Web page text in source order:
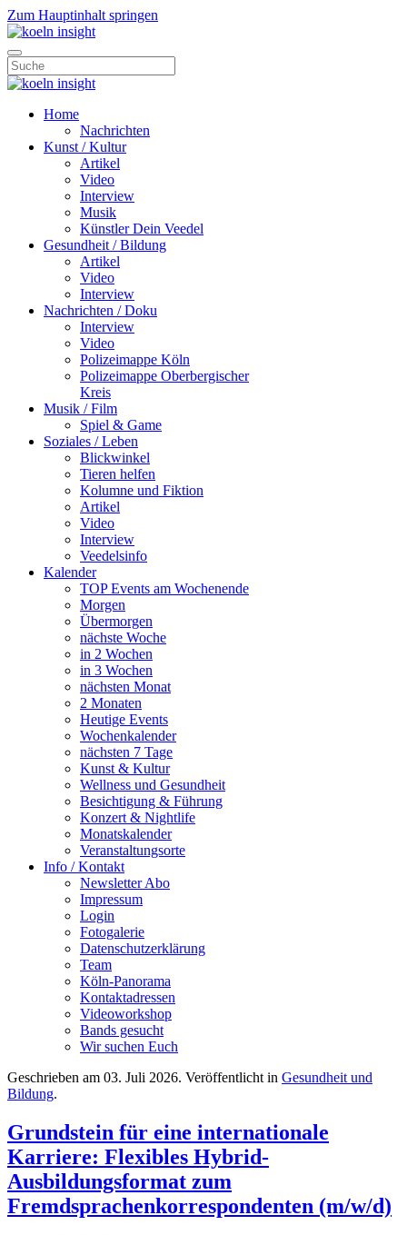
Zum Hauptinhalt springen
Home
Nachrichten
Kunst / Kultur
Artikel
Video
Interview
Musik
Künstler Dein Veedel
Gesundheit / Bildung
Artikel
Video
Interview
Nachrichten / Doku
Interview
Video
Polizeimappe Köln
Polizeimappe Oberbergischer
Kreis
Musik / Film
Spiel & Game
Soziales / Leben
Blickwinkel
Tieren helfen
Kolumne und Fiktion
Artikel
Video
Interview
Veedelsinfo
Kalender
TOP Events am Wochenende
Morgen
Übermorgen
nächste Woche
in 2 Wochen
in 3 Wochen
nächsten Monat
2 Monaten
Heutige Events
Wochenkalender
nächsten 7 Tage
Kunst & Kultur
Wellness und Gesundheit
Besichtigung & Führung
Konzert & Nightlife
Monatskalender
Veranstaltungsorte
Info / Kontakt
Newsletter Abo
Impressum
Login
Fotogalerie
Datenschutzerklärung
Team
Köln-Panorama
Kontaktadressen
Videoworkshop
Bands gesucht
Wir suchen Euch
Geschrieben am 03. Juli 2026. Veröffentlicht in Gesundheit und
Bildung.
Grundstein für eine internationale
Karriere: Flexibles Hybrid-
Ausbildungsformat zum
Fremdsprachenkorrespondenten (m/w/d)